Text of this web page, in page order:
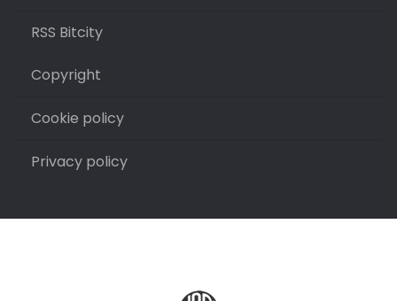
RSS Bitcity
Copyright
Cookie policy
Privacy policy